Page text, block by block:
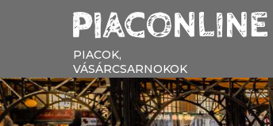
PIACOK,
VÁSÁRCSARNOKOK